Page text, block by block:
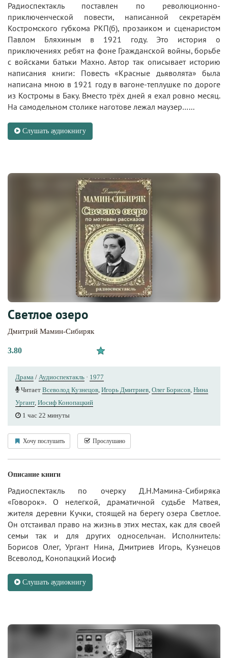
Радиоспектакль поставлен по революционно-
приключенческой повести, написанной секретарём
Костромского губкома РКП(б), прозаиком и сценаристом
Павлом Бляхиным в 1921 году. Это история о
приключениях ребят на фоне Гражданской войны, борьбе
с войсками батьки Махно. Автор так описывает историю
написания книги: Повесть «Красные дьяволята» была
написана мною в 1921 году в вагоне-теплушке по дороге
из Костромы в Баку. Вместо трёх дней я ехал ровно месяц.
На самодельном столике наготове лежал маузер…...
Слушать аудиокнигу
Светлое озеро
Дмитрий Мамин-Сибиряк
3.80
Драма / Аудиоспектакль · 1977
Читает Всеволод Кузнецов, Игорь Дмитриев, Олег Борисов, Нина
Ургант, Иосиф Конопацкий
1 час 22 минуты
Хочу послушать Прослушано
Описание книги
Радиоспектакль по очерку Д.Н.Мамина-Сибиряка
«Говорок». О нелегкой, драматичной судьбе Матвея,
жителя деревни Кучки, стоящей на берегу озера Светлое.
Он отстаивал право на жизнь в этих местах, как для своей
семьи так и для других односельчан. Исполнитель:
Борисов Олег, Ургант Нина, Дмитриев Игорь, Кузнецов
Всеволод, Конопацкий Иосиф
Слушать аудиокнигу